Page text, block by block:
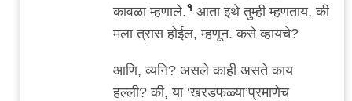
by
तिरशिंगराव
कावळा म्हणाले.१ आता इथे तुम्ही म्हणताय, की
मला त्रास होईल, म्हणून. कसे व्हायचे?
आणि, व्यनि? असले काही असते काय
हल्ली? की, या ‘खरडफळ्या’प्रमाणेच